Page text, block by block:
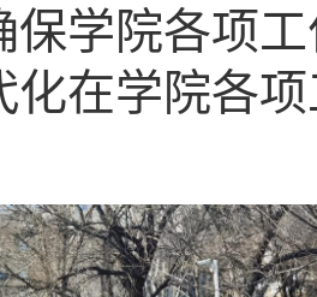
保学院各项
化在学院各